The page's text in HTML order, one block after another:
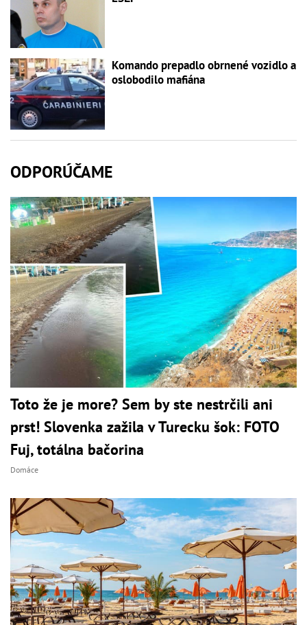
Komando prepadlo obrnené vozidlo a
oslobodilo mafiána
ODPORÚČAME
Toto že je more? Sem by ste nestrčili ani
prst! Slovenka zažila v Turecku šok: FOTO
Fuj, totálna bačorina
Domáce